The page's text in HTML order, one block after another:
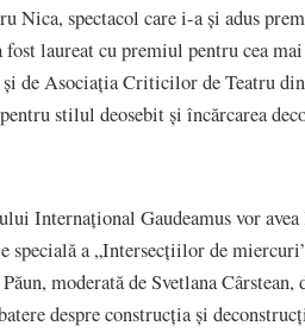
Nica, spectacol care i-a și adus
fost laureat cu premiul pentru cea
de Asociația Criticilor de Teatru din
stilul deosebit și încărcarea
Internațional Gaudeamus vor
specială a „Intersecțiilor de
moderată de Svetlana
despre construcția și